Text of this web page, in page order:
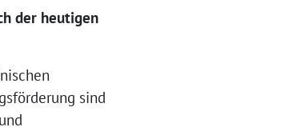
der heutigen
sind